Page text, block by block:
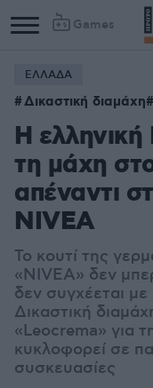
Games
ΕΛΛΑΔΑ
Δικαστική διαμάχη
Η
τη μάχη
απέναντι
NIVEA
Το κουτί της
«NIVEA» δεν
δεν συγχέεται
Δικαστική
«Leocrema» για
κυκλοφορεί σε
συσκευασίες